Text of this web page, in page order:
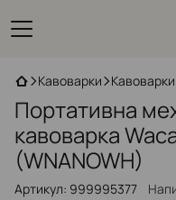
Кавоварки
Портативна
кавоварка
(WNANOWH)
Артикул: 999995377